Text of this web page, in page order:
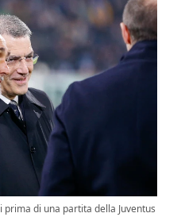
di una partita della Juventus